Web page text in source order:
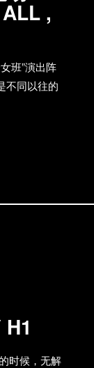
,
班”演出阵
不同以往的
时候，无解